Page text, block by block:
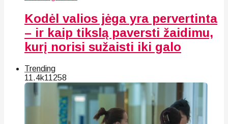
Kodėl valios jėga yra pervertinta
– ir kaip tikslą paversti žaidimu,
kurį norisi sužaisti iki galo
Trending
11.4k11258